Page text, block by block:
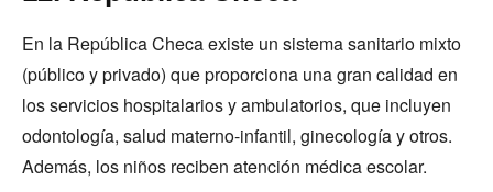
En la República Checa existe un sistema sanitario mixto
(público y privado) que proporciona una gran calidad en
los servicios hospitalarios y ambulatorios, que incluyen
odontología, salud materno-infantil, ginecología y otros.
Además, los niños reciben atención médica escolar.